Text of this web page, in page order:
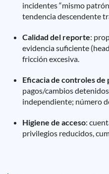
incidentes “mismo
tendencia descendente
Calidad del reporte:
evidencia suficiente
fricción excesiva.
Eficacia de controles de
pagos/cambios
independiente; número
Higiene de acceso:
privilegios reducidos,